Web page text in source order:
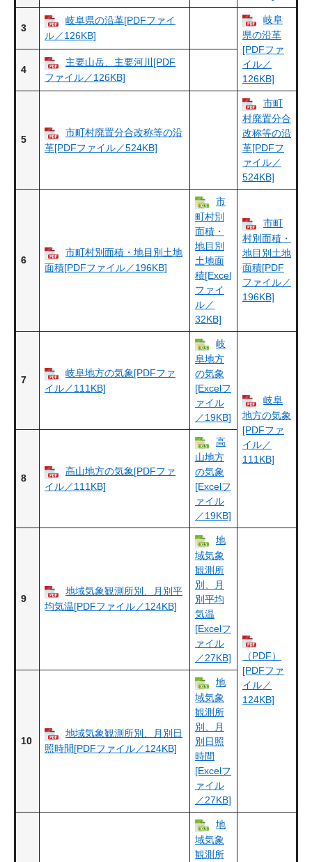
3
岐阜県の沿革[PDFファイ
ル／126KB]
岐阜
県の沿革
[PDFファ
イル／
126KB]
4
主要山岳、主要河川[PDF
ファイル／126KB]
5
市町村廃置分合改称等の沿
革[PDFファイル／524KB]
市町
村廃置分合
改称等の沿
革[PDFフ
ァイル／
524KB]
6
市町村別面積・地目別土地
面積[PDFファイル／196KB]
市
町村別
面積・
地目別
土地面
積[Excel
ファイ
ル／
32KB]
市町
村別面積・
地目別土地
面積[PDF
ファイル／
196KB]
7
岐阜地方の気象[PDFファ
イル／111KB]
岐
阜地方
の気象
[Excelフ
ァイル
／19KB]
岐阜
地方の気象
[PDFファ
イル／
111KB]
8
高山地方の気象[PDFファ
イル／111KB]
高
山地方
の気象
[Excelフ
ァイル
／19KB]
9
地域気象観測所別、月別平
均気温[PDFファイル／124KB]
地
域気象
観測所
別、月
別平均
気温
[Excelフ
ァイル
／27KB]
（PDF）
[PDFファ
イル／
124KB]
10
地域気象観測所別、月別日
照時間[PDFファイル／124KB]
地
域気象
観測所
別、月
別日照
時間
[Excelフ
ァイル
／27KB]
地
域気象
観測所